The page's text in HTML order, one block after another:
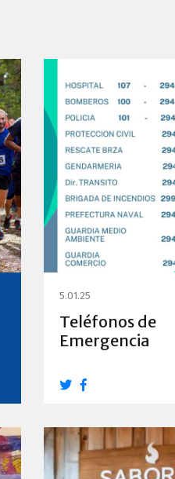
5.01.25
Teléfonos de
Emergencia